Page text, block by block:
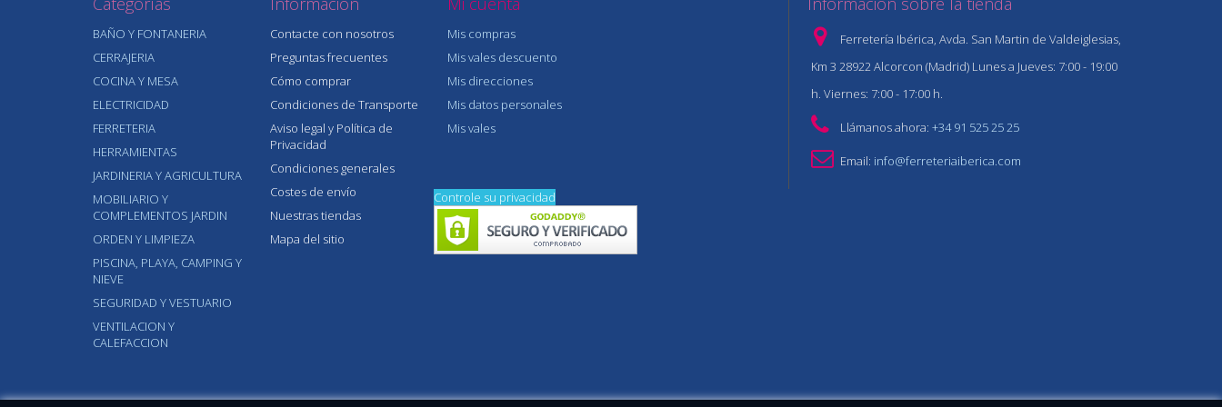
BAÑO Y FONTANERIA
CERRAJERIA
COCINA Y MESA
ELECTRICIDAD
FERRETERIA
HERRAMIENTAS
JARDINERIA Y AGRICULTURA
MOBILIARIO Y
COMPLEMENTOS JARDIN
ORDEN Y LIMPIEZA
PISCINA, PLAYA, CAMPING Y
NIEVE
SEGURIDAD Y VESTUARIO
VENTILACION Y
CALEFACCION
Contacte con nosotros
Preguntas frecuentes
Cómo comprar
Condiciones de Transporte
Aviso legal y Política de
Privacidad
Condiciones generales
Costes de envío
Nuestras tiendas
Mapa del sitio
Mis compras
Mis vales descuento
Mis direcciones
Mis datos personales
Mis vales
Ferretería Ibérica, Avda. San Martin de Valdeiglesias,
Km 3 28922 Alcorcon (Madrid) Lunes a Jueves: 7:00 - 19:00
h. Viernes: 7:00 - 17:00 h.
Llámanos ahora: +34 91 525 25 25
Email: info@ferreteriaiberica.com
Controle su privacidad